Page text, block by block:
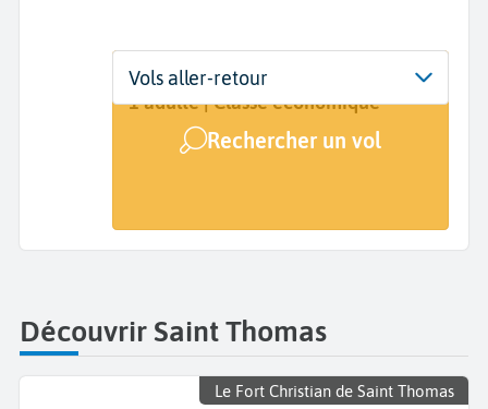
Départ
De...
Dates
Dates de votre voyage
Voyageurs | Classe
1 adulte | Classe économique
Rechercher un vol
Vols aller-retour
Découvrir Saint Thomas
Le Fort Christian de Saint Thomas